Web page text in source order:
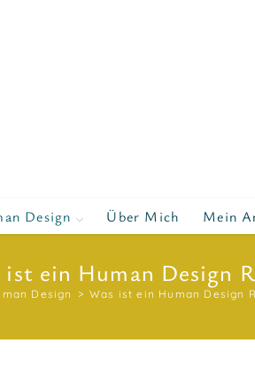
Design Über Mich Mein
ist ein Human Design
Design > Was ist ein Human Design